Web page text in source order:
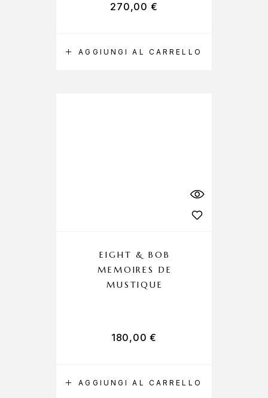
AGGIUNGI AL CARRELLO
270,00 €
AGGIUNGI AL CARRELLO
EIGHT & BOB
MEMOIRES DE
MUSTIQUE
180,00€